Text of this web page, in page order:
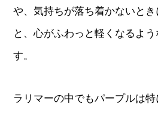
や、気持ちが落ち着かないと
と、心がふわっと軽くなるよ
す。
ラリマーの中でもパープルは